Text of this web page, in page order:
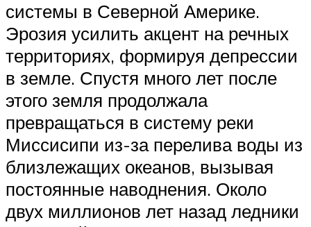
системы в Северной Америке.
Эрозия усилить акцент на речных
территориях, формируя депрессии
в земле. Спустя много лет после
этого земля продолжала
превращаться в систему реки
Миссисипи из-за перелива воды из
близлежащих океанов, вызывая
постоянные наводнения. Около
двух миллионов лет назад ледники